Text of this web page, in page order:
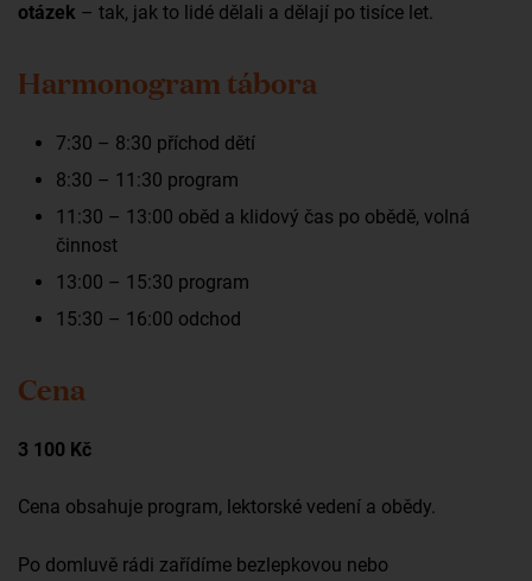
otázek – tak, jak to lidé dělali a dělají po tisíce let.
Harmonogram tábora
7:30 – 8:30 příchod dětí
8:30 – 11:30 program
11:30 – 13:00 oběd a klidový čas po obědě, volná
činnost
13:00 – 15:30 program
15:30 – 16:00 odchod
Cena
3 100 Kč
Cena obsahuje program, lektorské vedení a obědy.
Po domluvě rádi zařídíme bezlepkovou nebo